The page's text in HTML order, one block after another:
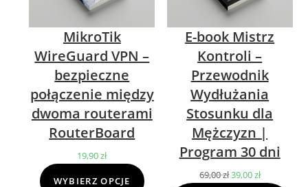
MikroTik
WireGuard VPN –
bezpieczne
połączenie między
dwoma routerami
RouterBoard
19,90zł
WYBIERZ OPCJE
E-book Mistrz
Kontroli –
Przewodnik
Wydłużania
Stosunku dla
Mężczyzn |
Program 30 dni
69,00złPierwotna
39,00złAktualna